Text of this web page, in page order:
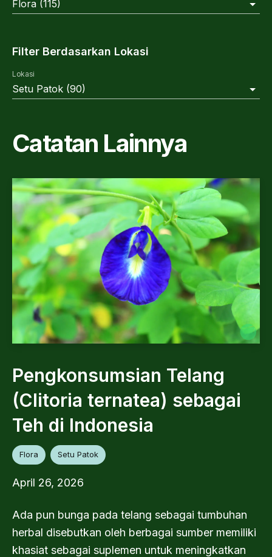
Flora (115)
Filter Berdasarkan Lokasi
Lokasi
Setu Patok (90)
Catatan Lainnya
Pengkonsumsian Telang
(Clitoria ternatea) sebagai
Teh di Indonesia
Flora Setu Patok
April 26, 2026
Ada pun bunga pada telang sebagai tumbuhan
herbal disebutkan oleh berbagai sumber memiliki
khasiat sebagai suplemen untuk meningkatkan